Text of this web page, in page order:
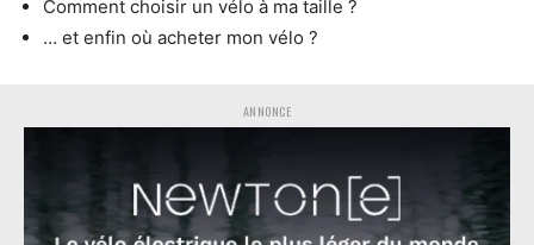
Comment choisir un vélo à ma taille ?
… et enfin où acheter mon vélo ?
ANNONCE